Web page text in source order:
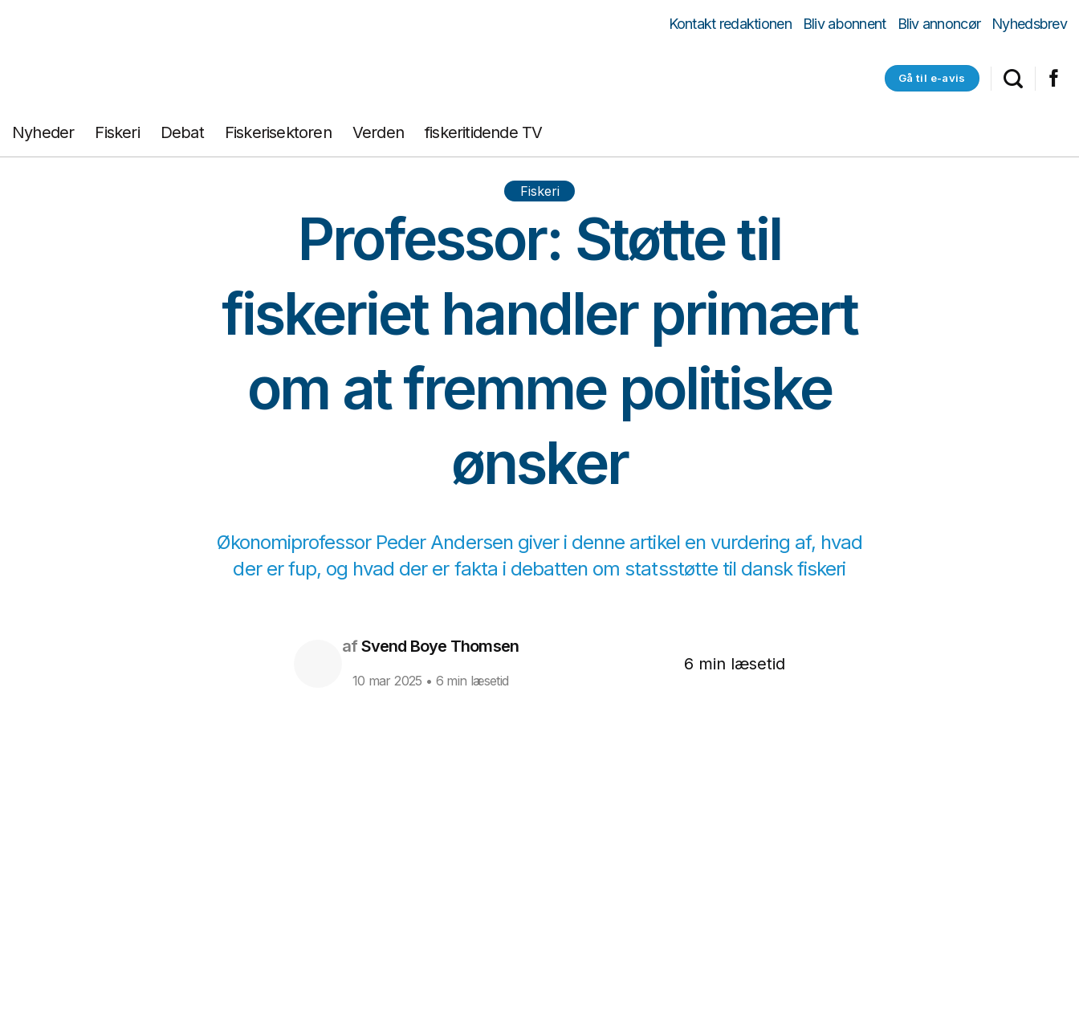
Kontakt redaktionen Bliv abonnent Bliv annoncør Nyhedsbrev
Gå til e-avis
Nyheder Fiskeri Debat Fiskerisektoren Verden fiskeritidende TV
Fiskeri
Professor: Støtte til
fiskeriet handler primært
om at fremme politiske
ønsker
Økonomiprofessor Peder Andersen giver i denne artikel en vurdering af, hvad
der er fup, og hvad der er fakta i debatten om statsstøtte til dansk fiskeri
afSvend Boye Thomsen
10 mar 2025 • 6 min læsetid
6 min læsetid